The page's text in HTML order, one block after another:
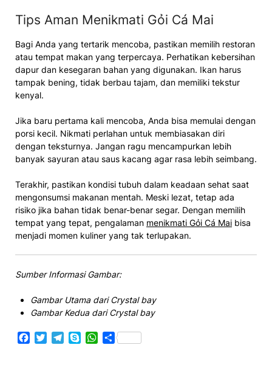
Tips Aman Menikmati Gỏi Cá Mai
Bagi Anda yang tertarik mencoba, pastikan memilih restoran
atau tempat makan yang terpercaya. Perhatikan kebersihan
dapur dan kesegaran bahan yang digunakan. Ikan harus
tampak bening, tidak berbau tajam, dan memiliki tekstur
kenyal.
Jika baru pertama kali mencoba, Anda bisa memulai dengan
porsi kecil. Nikmati perlahan untuk membiasakan diri
dengan teksturnya. Jangan ragu mencampurkan lebih
banyak sayuran atau saus kacang agar rasa lebih seimbang.
Terakhir, pastikan kondisi tubuh dalam keadaan sehat saat
mengonsumsi makanan mentah. Meski lezat, tetap ada
risiko jika bahan tidak benar-benar segar. Dengan memilih
tempat yang tepat, pengalaman menikmati Gỏi Cá Mai bisa
menjadi momen kuliner yang tak terlupakan.
Sumber Informasi Gambar:
Gambar Utama dari Crystal bay
Gambar Kedua dari Crystal bay
Facebook
TwitterTelegram
SkypeWhatsApp
Share